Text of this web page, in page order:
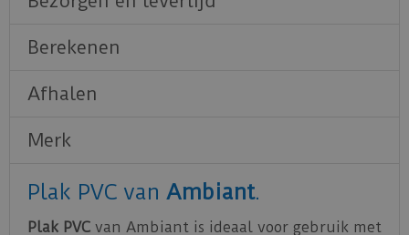
Berekenen
Afhalen
Merk
Plak PVC van Ambiant.
Plak PVC van Ambiant is ideaal voor gebruik met